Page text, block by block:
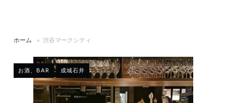
ホーム » 渋谷マークシティ
お酒、BAR 成城石井